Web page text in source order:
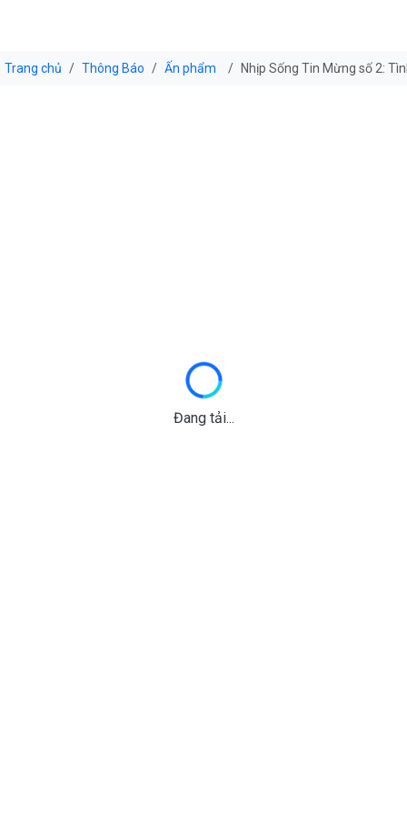
Trang chủ Thông Báo Ấn phẩm Nhịp Sống Tin Mừng số 2:
Đang tải...